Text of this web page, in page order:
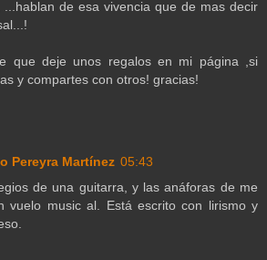
de esa vivencia que de mas decir
que deje unos regalos en mi página ,si
y compartes con otros! gracias!
Pereyra Martínez 05:43
de una guitarra, y las anáforas de me
vuelo music al. Está escrito con lirismo y